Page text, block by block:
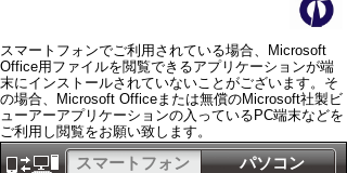
スマートフォンでご利用されている場合、Microsoft
Office用ファイルを閲覧できるアプリケーションが端
末にインストールされていないことがございます。そ
の場合、Microsoft Officeまたは無償のMicrosoft社製ビ
ューアーアプリケーションの入っているPC端末などを
ご利用し閲覧をお願い致します。
パソコン
スマートフォン